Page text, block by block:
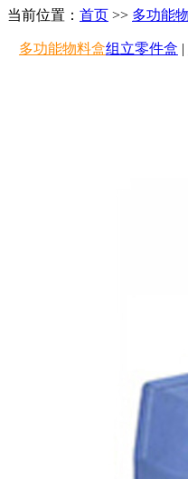
当前位置： 首页 >> 多功能
多功能物料盒组立零件盒 |